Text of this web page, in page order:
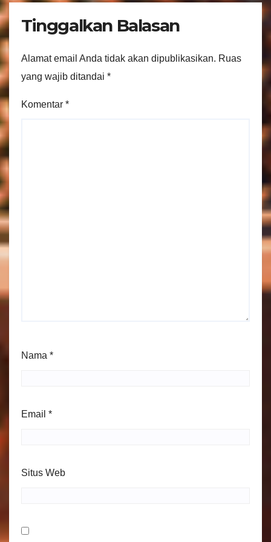
Tinggalkan Balasan
Alamat email Anda tidak akan dipublikasikan. Ruas
yang wajib ditandai *
Komentar *
Nama *
Email *
Situs Web